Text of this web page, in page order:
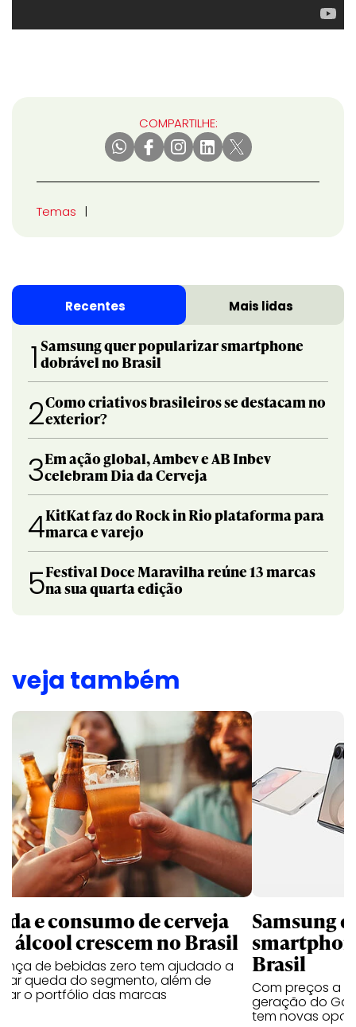
COMPARTILHE:
Temas
Recentes Mais lidas
1 Samsung quer popularizar smartphone
dobrável no Brasil
2Como criativos brasileiros se destacam no
exterior?
3Em ação global, Ambev e AB Inbev
celebram Dia da Cerveja
4KitKat faz do Rock in Rio plataforma para
marca e varejo
5Festival Doce Maravilha reúne 13 marcas
na sua quarta edição
veja também
e consumo de cerveja
álcool crescem no Brasil
de bebidas zero tem ajudado a
queda do segmento, além de
o portfólio das marcas
Samsung
Brasil
Com preços a
geração do
tem novas